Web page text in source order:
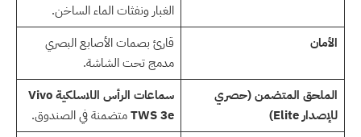
الغبار ونفثات الماء الساخن.
الأمان
قارئ بصمات الأصابع البصري
مدمج تحت الشاشة.
الملحق المتضمن (حصري
للإصدار Elite)
سماعات الرأس اللاسلكية Vivo
TWS 3eمتضمنة في الصندوق.